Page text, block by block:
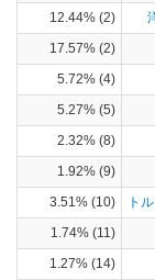
12.44% (2)
17.57% (2)
5.72% (4)
5.27% (5)
2.32% (8)
1.92% (9)
3.51% (10)
ト
1.74% (11)
1.27% (14)